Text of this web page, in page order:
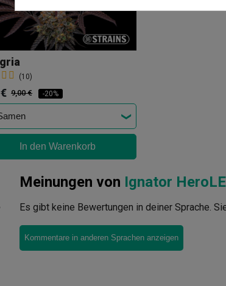
(10)
9,00 € -20%
In den Warenkorb
Meinungen von Ignator
Es gibt keine Bewertungen in deiner Sprache.
Kommentare in anderen Sprachen anzeigen